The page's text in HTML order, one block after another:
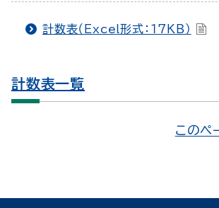
計数表（Excel形式：17KB）
計数表一覧
このペ